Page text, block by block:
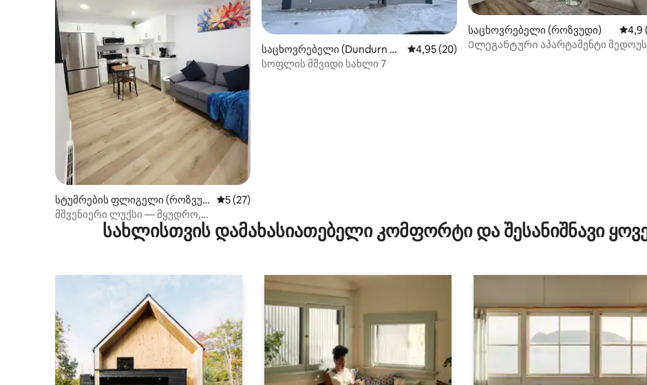
სტუმრების ფლიგელი (როზვუდ
ი)
საშუალო შეფასებაა 5‑დან 5, 27 მიმოხილვა
5 (27)
მშვენიერი ლუქსი — მყუდრო,
თანამედროვე და ელეგანტური!
2 საძინებლით
საცხოვრებელი (Dundurn N
o. 314)
საშუალო შეფასებაა 5‑დან 4,95, 20 მიმოხილვა
4,95 (20)
სოფლის მშვიდი სახლი 7
საცხოვრებელი (როზვუდი)
4,9
Ელეგანტური აპარტამენტი
სახლისთვის დამახასიათებელი კომფორტი და შესანიშნავი